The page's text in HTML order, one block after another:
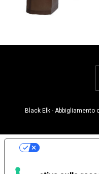
Black Elk - Abbigliamento
Le tue